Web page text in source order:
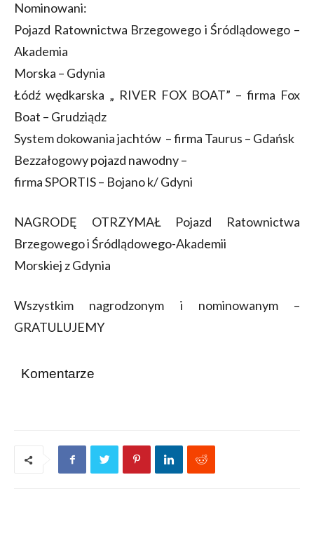
Nominowani:
Pojazd Ratownictwa Brzegowego i Śródlądowego –
Akademia
Morska – Gdynia
Łódź wędkarska „ RIVER FOX BOAT” – firma Fox
Boat – Grudziądz
System dokowania jachtów – firma Taurus – Gdańsk
Bezzałogowy pojazd nawodny –
firma SPORTIS – Bojano k/ Gdyni
NAGRODĘ OTRZYMAŁ Pojazd Ratownictwa
Brzegowego i Śródlądowego-Akademii
Morskiej z Gdynia
Wszystkim nagrodzonym i nominowanym –
GRATULUJEMY
Komentarze